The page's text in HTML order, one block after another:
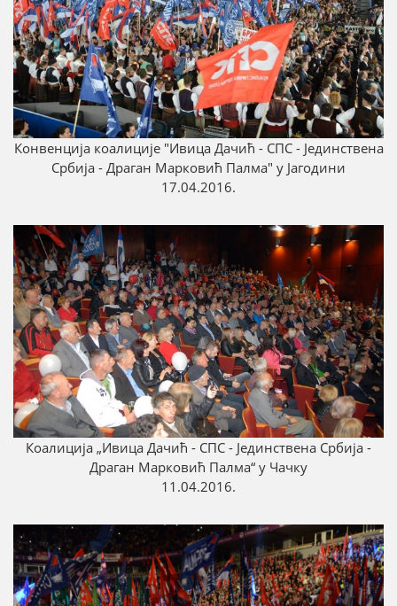
Конвенција коалиције "Ивица Дачић - СПС - Јединствена
Србија - Драган Марковић Палма" у Јагодини
17.04.2016.
Коалиција „Ивица Дачић - СПС - Јединствена Србија -
Драган Марковић Палма“ у Чачку
11.04.2016.